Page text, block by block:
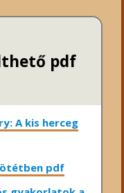
pdf
A kis herceg
pdf